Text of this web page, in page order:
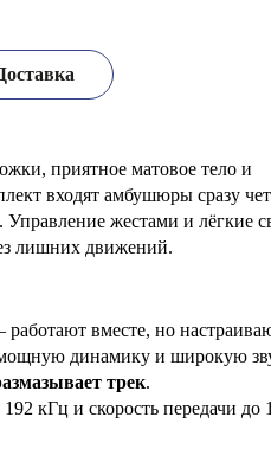
приятное матовое тело и
входят амбушюры сразу
. Управление жестами и лёгкие
лишних движений.
вместе, но
динамику и широкую
трек.
кГц и скорость передачи до